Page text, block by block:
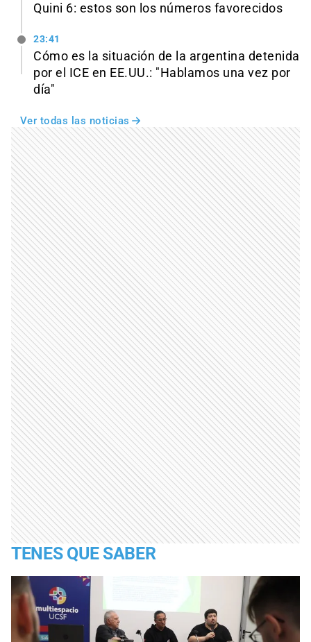
Quini 6: estos son los números favorecidos
23:41
Cómo es la situación de la argentina detenida
por el ICE en EE.UU.: "Hablamos una vez por
día"
Ver todas las noticias
TENES QUE SABER